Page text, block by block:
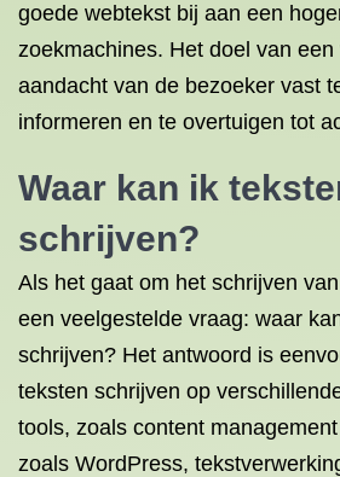
goede webtekst bij aan een
zoekmachines. Het doel van
aandacht van de bezoeker vast
informeren en te overtuigen tot
Waar kan ik
schrijven?
Als het gaat om het schrijven
een veelgestelde vraag: waar
schrijven? Het antwoord is
teksten schrijven op
tools, zoals content
zoals WordPress,